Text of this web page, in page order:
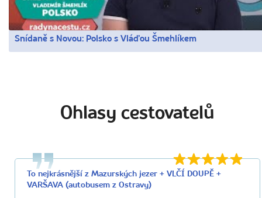
Snídaně s Novou: Polsko s Vláďou Šmehlíkem
Ohlasy cestovatelů
To nejkrásnější z Mazurských jezer + VLČÍ DOUPĚ +
VARŠAVA (autobusem z Ostravy)